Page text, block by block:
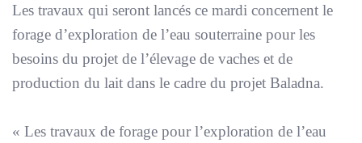
Les travaux qui seront lancés ce mardi concernent le
forage d’exploration de l’eau souterraine pour les
besoins du projet de l’élevage de vaches et de
production du lait dans le cadre du projet Baladna.
« Les travaux de forage pour l’exploration de l’eau